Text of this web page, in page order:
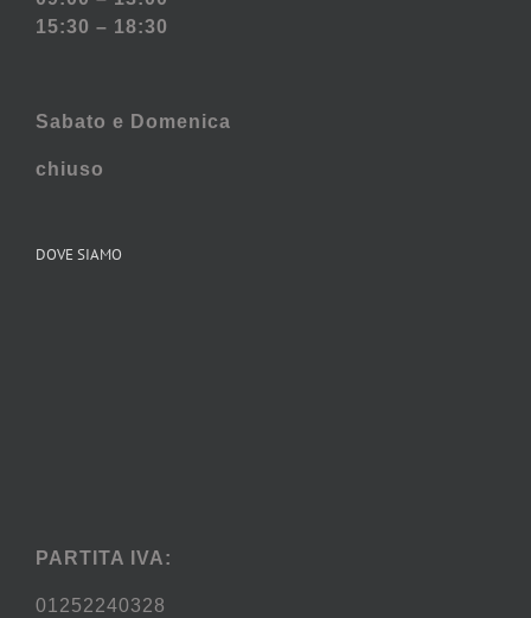
15:30 – 18:30
Sabato e Domenica
chiuso
DOVE SIAMO
PARTITA IVA:
01252240328